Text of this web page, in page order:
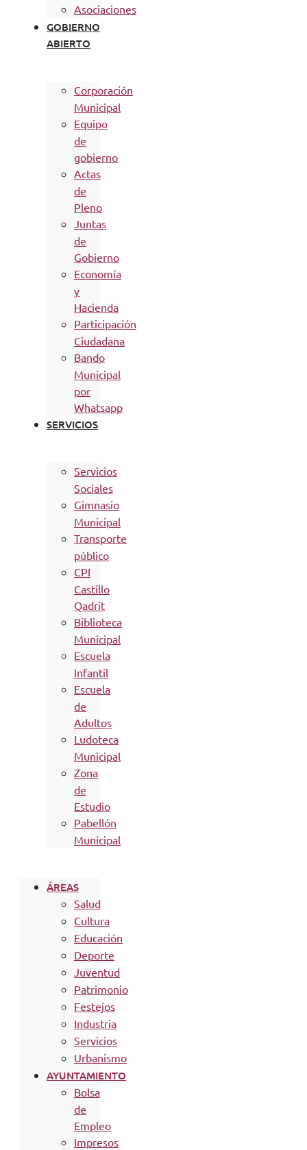
Asociaciones
GOBIERNO
ABIERTO
Corporación
Municipal
Equipo
de
gobierno
Actas
de
Pleno
Juntas
de
Gobierno
Economía
y
Hacienda
Participación
Ciudadana
Bando
Municipal
por
Whatsapp
SERVICIOS
Servicios
Sociales
Gimnasio
Municipal
Transporte
público
CPI
Castillo
Qadrit
Biblioteca
Municipal
Escuela
Infantil
Escuela
de
Adultos
Ludoteca
Municipal
Zona
de
Estudio
Pabellón
Municipal
ÁREAS
Salud
Cultura
Educación
Deporte
Juventud
Patrimonio
Festejos
Industria
Servicios
Urbanismo
AYUNTAMIENTO
Bolsa
de
Empleo
Impresos